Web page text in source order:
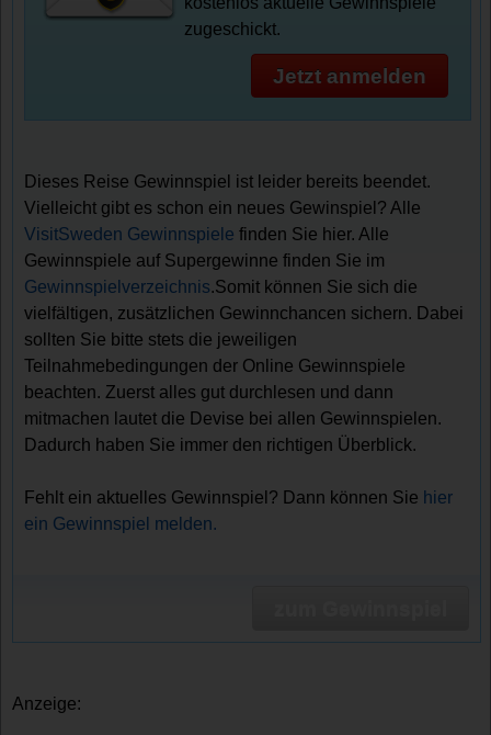
zugeschickt.
Jetzt anmelden
Dieses Reise Gewinnspiel ist leider bereits beendet.
Vielleicht gibt es schon ein neues Gewinspiel? Alle
VisitSweden Gewinnspiele finden Sie hier. Alle
Gewinnspiele auf Supergewinne finden Sie im
Gewinnspielverzeichnis.Somit können Sie sich die
vielfältigen, zusätzlichen Gewinnchancen sichern. Dabei
sollten Sie bitte stets die jeweiligen
Teilnahmebedingungen der Online Gewinnspiele
beachten. Zuerst alles gut durchlesen und dann
mitmachen lautet die Devise bei allen Gewinnspielen.
Dadurch haben Sie immer den richtigen Überblick.
Fehlt ein aktuelles Gewinnspiel? Dann können Sie hier
ein Gewinnspiel melden.
Anzeige: